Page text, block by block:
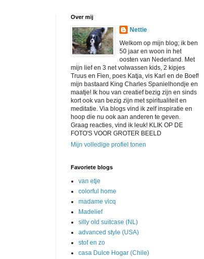
Over mij
Nettie
Welkom op mijn blog; ik ben
50 jaar en woon in het
oosten van Nederland. Met
mijn lief en 3 net volwassen kids, 2 kipjes
Truus en Fien, poes Katja, vis Karl en de Boef!
mijn bastaard King Charles Spanielhondje en
maatje! Ik hou van creatief bezig zijn en sinds
kort ook van bezig zijn met spiritualiteit en
meditatie. Via blogs vind ik zelf inspiratie en
hoop die nu ook aan anderen te geven.
Graag reacties, vind ik leuk! KLIK OP DE
FOTO'S VOOR GROTER BEELD
Mijn volledige profiel tonen
Favoriete blogs
van etje
colorful home
madame vicq
Madelief
silly old suitcase (NL)
advanced style (USA)
stof en zo
casa Dulce Hogar (Chile)